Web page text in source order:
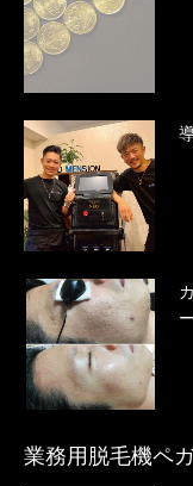
ー
業務用脱毛機ペ